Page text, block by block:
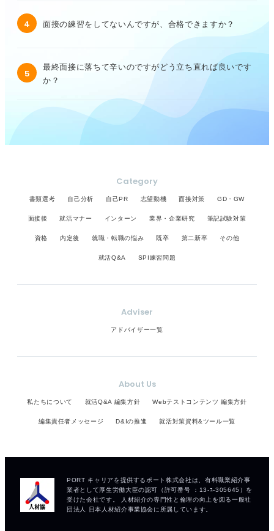
4 面接の練習をしてないんですが、合格できますか？
5
最終面接に落ちて辛いのですがどう立ち直れば良いです
か？
Category
書類選考 自己分析 自己PR 志望動機 面接対策 GD・GW
面接後 就活マナー インターン 業界・企業研究 筆記試験対策
資格 内定後 就職・転職の悩み 既卒 第二新卒 その他
就活Q&A SPI練習問題
Adviser
アドバイザー一覧
About Us
私たちについて 就活Q&A 編集方針 Webテストコンテンツ 編集方針
編集責任者メッセージ D&Iの推進 就活対策資料&ツール一覧